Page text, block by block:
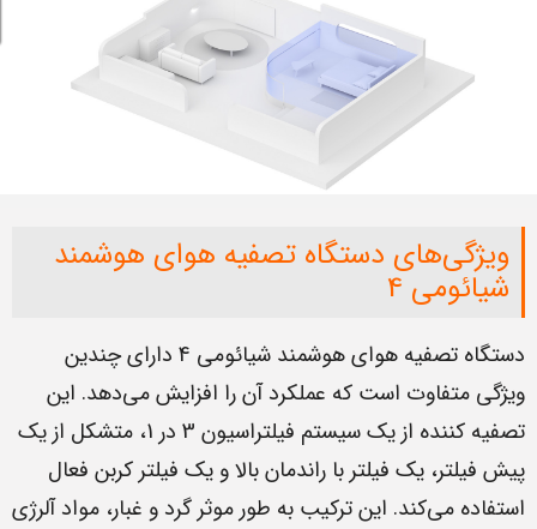
ویژگی‌های دستگاه تصفیه هوای هوشمند
شیائومی 4
دستگاه تصفیه هوای هوشمند شیائومی 4 دارای چندین
ویژگی متفاوت است که عملکرد آن را افزایش می‌دهد. این
تصفیه کننده از یک سیستم فیلتراسیون 3 در 1، متشکل از یک
پیش فیلتر، یک فیلتر با راندمان بالا و یک فیلتر کربن فعال
استفاده می‌کند. این ترکیب به طور موثر گرد و غبار، مواد آلرژی